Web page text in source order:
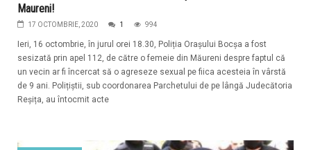
Maureni!
17 OCTOMBRIE, 2020 1 994
Ieri, 16 octombrie, în jurul orei 18.30, Poliția Orașului Bocșa a fost
sesizată prin apel 112, de către o femeie din Măureni despre faptul că
un vecin ar fi încercat să o agreseze sexual pe fiica acesteia în vârstă
de 9 ani. Polițiștii, sub coordonarea Parchetului de pe lângă Judecătoria
Reșița, au întocmit acte